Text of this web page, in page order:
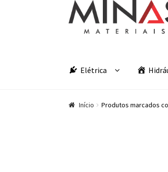
Pular para navegação
Pular para o conteúdo
Elétrica
Início Produtos marcados